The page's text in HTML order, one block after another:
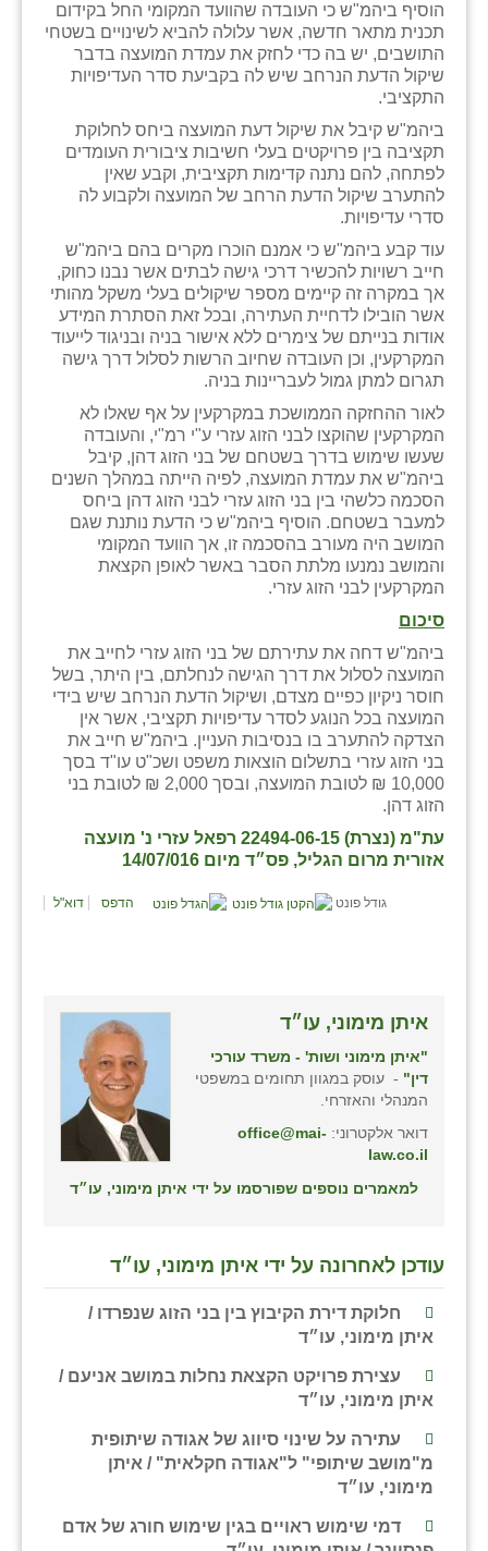
הוסיף ביהמ"ש כי העובדה שהוועד המקומי החל בקידום
תכנית מתאר חדשה, אשר עלולה להביא לשינויים בשטחי
התושבים, יש בה כדי לחזק את עמדת המועצה בדבר
שיקול הדעת הנרחב שיש לה בקביעת סדר העדיפויות
התקציבי.
ביהמ"ש קיבל את שיקול דעת המועצה ביחס לחלוקת
תקציבה בין פרויקטים בעלי חשיבות ציבורית העומדים
לפתחה, להם נתנה קדימות תקציבית, וקבע שאין
להתערב שיקול הדעת הרחב של המועצה ולקבוע לה
סדרי עדיפויות.
עוד קבע ביהמ"ש כי אמנם הוכרו מקרים בהם ביהמ"ש
חייב רשויות להכשיר דרכי גישה לבתים אשר נבנו כחוק,
אך במקרה זה קיימים מספר שיקולים בעלי משקל מהותי
אשר הובילו לדחיית העתירה, ובכל זאת הסתרת המידע
אודות בנייתם של צימרים ללא אישור בניה ובניגוד לייעוד
המקרקעין, וכן העובדה שחיוב הרשות לסלול דרך גישה
תגרום למתן גמול לעבריינות בניה.
לאור ההחזקה הממושכת במקרקעין על אף שאלו לא
המקרקעין שהוקצו לבני הזוג עזרי ע"י רמ"י, והעובדה
שעשו שימוש בדרך בשטחם של בני הזוג דהן, קיבל
ביהמ"ש את עמדת המועצה, לפיה הייתה במהלך השנים
הסכמה כלשהי בין בני הזוג עזרי לבני הזוג דהן ביחס
למעבר בשטחם. הוסיף ביהמ"ש כי הדעת נותנת שגם
המושב היה מעורב בהסכמה זו, אך הוועד המקומי
והמושב נמנעו מלתת הסבר באשר לאופן הקצאת
המקרקעין לבני הזוג עזרי.
סיכום
ביהמ"ש דחה את עתירתם של בני הזוג עזרי לחייב את
המועצה לסלול את דרך הגישה לנחלתם, בין היתר, בשל
חוסר ניקיון כפיים מצדם, ושיקול הדעת הנרחב שיש בידי
המועצה בכל הנוגע לסדר עדיפויות תקציבי, אשר אין
הצדקה להתערב בו בנסיבות העניין. ביהמ"ש חייב את
בני הזוג עזרי בתשלום הוצאות משפט ושכ"ט עו"ד בסך
10,000 ₪ לטובת המועצה, ובסך 2,000 ₪ לטובת בני
הזוג דהן.
עת"מ (נצרת) 22494-06-15 רפאל עזרי נ' מועצה
אזורית מרום הגליל, פס״ד מיום 14/07/016
גודל פונט הדפס דוא"ל
איתן מימוני, עו״ד
"איתן מימוני ושות' - משרד עורכי
דין" - עוסק במגוון תחומים במשפטי
המנהלי והאזרחי.
דואר אלקטרוני: office@mai-
law.co.il
למאמרים נוספים שפורסמו על ידי איתן מימוני, עו״ד
עודכן לאחרונה על ידי איתן מימוני, עו״ד
חלוקת דירת הקיבוץ בין בני הזוג שנפרדו /
איתן מימוני, עו״ד
עצירת פרויקט הקצאת נחלות במושב אניעם /
איתן מימוני, עו״ד
עתירה על שינוי סיווג של אגודה שיתופית
מ"מושב שיתופי" ל"אגודה חקלאית" / איתן
מימוני, עו״ד
דמי שימוש ראויים בגין שימוש חורג של אדם
רמות השבים
רמת הדר
שבי ציון
שדה ורבורג
שדה צבי
שדמה
שכניה
תלמי יוסף
בוסתן הגליל